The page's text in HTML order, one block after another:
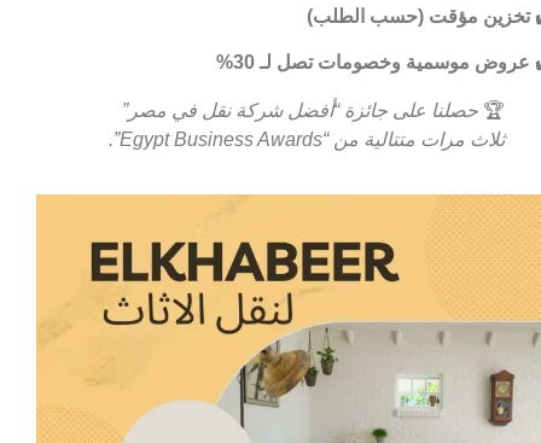
تخزين مؤقت (حسب الطلب)
عروض موسمية وخصومات تصل لـ 30%
🏆 حصلنا على جائزة “أفضل شركة نقل في مصر”
ثلاث مرات متتالية من “Egypt Business Awards”.